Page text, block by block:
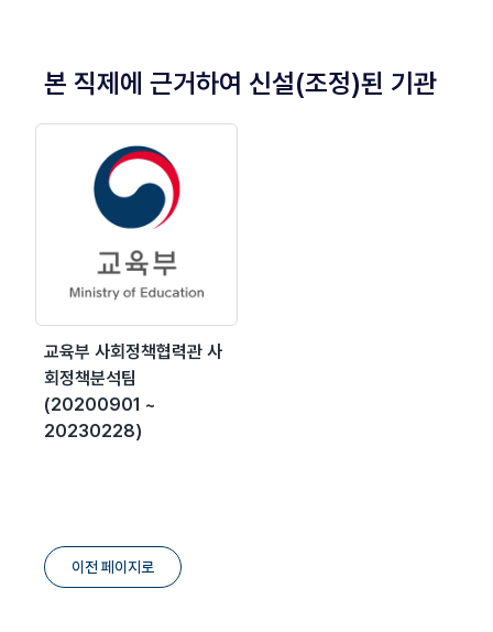
본 직제에 근거하여 신설(조정)된 기관
교육부 사회정책협력관 사
회정책분석팀
(20200901 ~
20230228)
이전 페이지로